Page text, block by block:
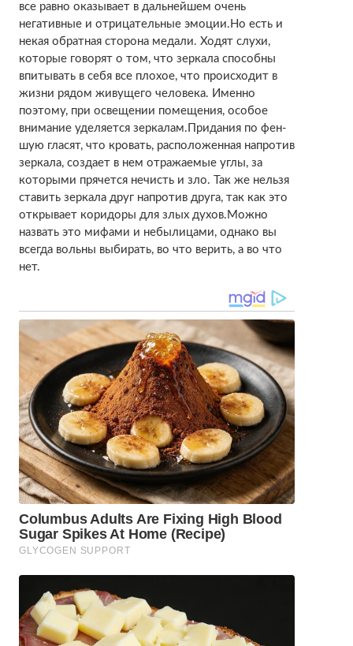
все равно оказывает в дальнейшем очень
негативные и отрицательные эмоции.Но есть и
некая обратная сторона медали. Ходят слухи,
которые говорят о том, что зеркала способны
впитывать в себя все плохое, что происходит в
жизни рядом живущего человека. Именно
поэтому, при освещении помещения, особое
внимание уделяется зеркалам.Придания по фен-
шую гласят, что кровать, расположенная напротив
зеркала, создает в нем отражаемые углы, за
которыми прячется нечисть и зло. Так же нельзя
ставить зеркала друг напротив друга, так как это
открывает коридоры для злых духов.Можно
назвать это мифами и небылицами, однако вы
всегда вольны выбирать, во что верить, а во что
нет.